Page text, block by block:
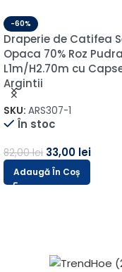
-60%
Draperie de Catifea
Opaca 70% Roz Pudra
L1m/H2.70m cu
Argintii
SKU: ARS307-1
În stoc
82,00lei 33,00 lei
Adaugă În Coș